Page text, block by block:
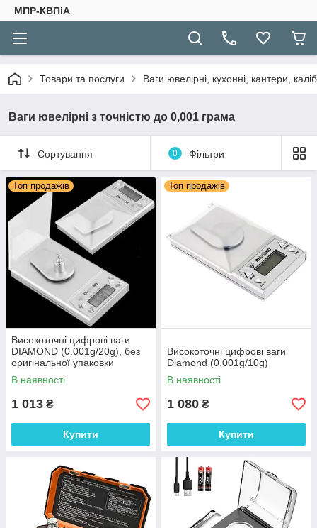
МПР-КВПіА
Товари та послуги Ваги ювелірні, кухонні, кантери,
Ваги ювелірні з точністю до 0,001 грама
Сортування 0 Фільтри
Топ продажів
Високоточні цифрові ваги
DIAMOND (0.001g/20g), без
оригінальної упаковки
В наявності
1 013 ₴
Купити
Топ продажів
Високоточні цифрові ваги
Diamond (0.001g/10g)
В наявності
1 080 ₴
Купити